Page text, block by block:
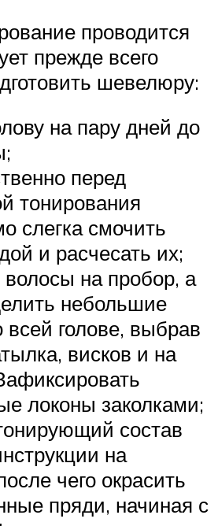
проводится
прежде всего
шевелюру:
на пару дней до
перед
тонирования
слегка смочить
и расчесать их;
волосы на пробор, а
небольшие
всей голове, выбрав
висков и на
локоны заколками;
состав
на
чего окрасить
пряди, начиная с